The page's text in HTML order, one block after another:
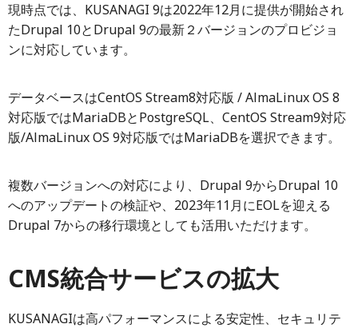
現時点では、KUSANAGI 9は2022年12月に提供が開始され
たDrupal 10とDrupal 9の最新２バージョンのプロビジョ
ンに対応しています。
データベースはCentOS Stream8対応版 / AlmaLinux OS 8
対応版ではMariaDBとPostgreSQL、CentOS Stream9対応
版/AlmaLinux OS 9対応版ではMariaDBを選択できます。
複数バージョンへの対応により、Drupal 9からDrupal 10
へのアップデートの検証や、2023年11月にEOLを迎える
Drupal 7からの移行環境としても活用いただけます。
CMS統合サービスの拡大
KUSANAGIは高パフォーマンスによる安定性、セキュリテ